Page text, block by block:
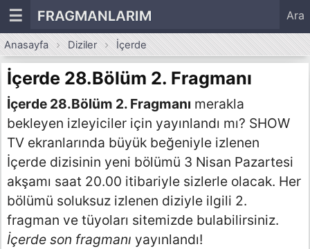
☰ FRAGMANLARIM Ara
Anasayfa Diziler İçerde
İçerde 28.Bölüm 2. Fragmanı
İçerde 28.Bölüm 2. Fragmanı merakla
bekleyen izleyiciler için yayınlandı mı? SHOW
TV ekranlarında büyük beğeniyle izlenen
İçerde dizisinin yeni bölümü 3 Nisan Pazartesi
akşamı saat 20.00 itibariyle sizlerle olacak. Her
bölümü soluksuz izlenen diziyle ilgili 2.
fragman ve tüyoları sitemizde bulabilirsiniz.
İçerde son fragmanı yayınlandı!